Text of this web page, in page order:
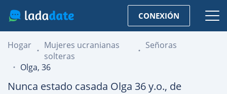
CONEXIÓN
Hogar
Mujeres ucranianas
solteras
Señoras
Olga, 36
Nunca estado casada Olga 36y.o., de